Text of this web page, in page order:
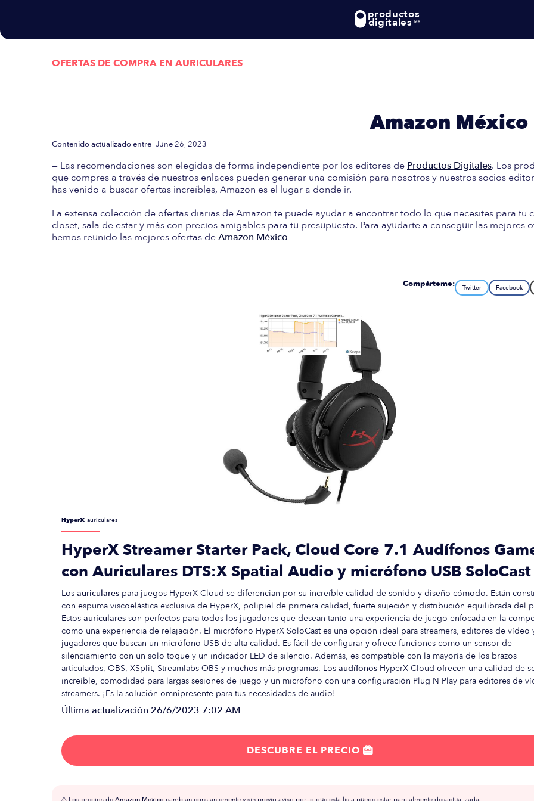
productos
digitales MX
OFERTAS DE COMPRA EN AURICULARES
las mejores Ofertas de Compra enAmazon México
Contenido actualizado entre June 26, 2023
— Las recomendaciones son elegidas de forma independiente por los editores de Productos Digitales. Los
que compres a través de nuestros enlaces pueden generar una comisión para nosotros y nuestros socios
has venido a buscar ofertas increíbles, Amazon es el lugar a donde ir.
La extensa colección de ofertas diarias de Amazon te puede ayudar a encontrar todo lo que necesites para tu
closet, sala de estar y más con precios amigables para tu presupuesto. Para ayudarte a conseguir las mejores
hemos reunido las mejores ofertas deAmazon México
Compárteme: Twitter Facebook
HyperX auriculares
HyperX Streamer Starter Pack, Cloud Core 7.1 Audífonos
con Auriculares DTS:X Spatial Audio y micrófono USB SoloCast
Los auriculares para juegos HyperX Cloud se diferencian por su increíble calidad de sonido y diseño cómodo. Están
con espuma viscoelástica exclusiva de HyperX, polipiel de primera calidad, fuerte sujeción y distribución equilibrada del
Estos auriculares son perfectos para todos los jugadores que desean tanto una experiencia de juego enfocada en la
como una experiencia de relajación. El micrófono HyperX SoloCast es una opción ideal para streamers, editores de vídeo
jugadores que buscan un micrófono USB de alta calidad. Es fácil de configurar y ofrece funciones como un sensor de
silenciamiento con un solo toque y un indicador LED de silencio. Además, es compatible con la mayoría de los brazos
articulados, OBS, XSplit, Streamlabs OBS y muchos más programas. Los audífonos HyperX Cloud ofrecen una calidad de
increíble, comodidad para largas sesiones de juego y un micrófono con una configuración Plug N Play para editores de
streamers. ¡Es la solución omnipresente para tus necesidades de audio!
Última actualización 26/6/2023 7:02 AM
DESCUBRE EL PRECIO 